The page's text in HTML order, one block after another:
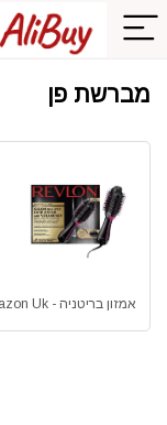
מברשת פן
אמזון בריטניה - Amazon Uk